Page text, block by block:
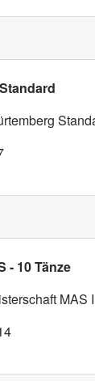
- 10 Tänze
MAS